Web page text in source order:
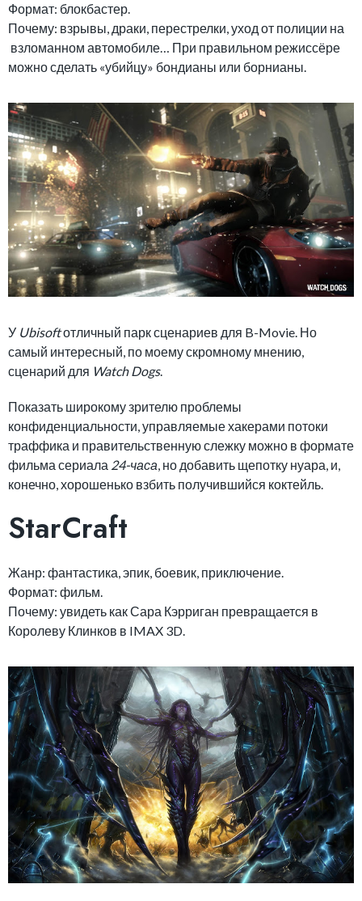
Формат: блокбастер.
Почему: взрывы, драки, перестрелки, уход от полиции на
взломанном автомобиле… При правильном режиссёре
можно сделать «убийцу» бондианы или борнианы.
У Ubisoftотличный парк сценариев для B-Movie. Но
самый интересный, по моему скромному мнению,
сценарий для Watch Dogs.
Показать широкому зрителю проблемы
конфиденциальности, управляемые хакерами потоки
траффика и правительственную слежку можно в формате
фильма сериала 24-часа, но добавить щепотку нуара, и,
конечно, хорошенько взбить получившийся коктейль.
StarCraft
Жанр: фантастика, эпик, боевик, приключение.
Формат: фильм.
Почему: увидеть как Сара Кэрриган превращается в
Королеву Клинков в IMAX 3D.